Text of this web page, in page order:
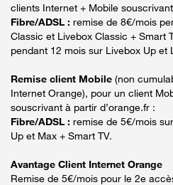
clients Internet + Mobile
Fibre/ADSL : remise de 8€/mois
Classic et Livebox Classic + Smart
pendant 12 mois sur Livebox Up et
Remise client Mobile (non
Internet Orange), pour un client
souscrivant à partir d’orange.fr :
Fibre/ADSL : remise de 5€/mois
Up et Max + Smart TV.
Avantage Client Internet Orange
Remise de 5€/mois pour le 2e